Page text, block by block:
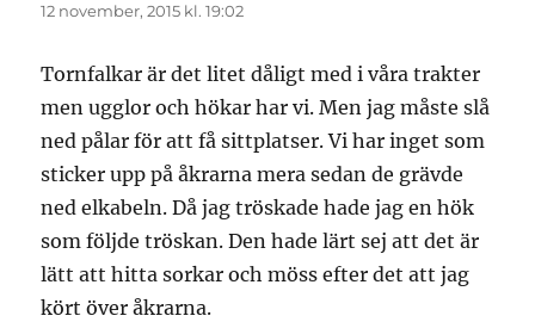
12 november, 2015 kl. 19:02
Tornfalkar är det litet dåligt med i våra trakter
men ugglor och hökar har vi. Men jag måste slå
ned pålar för att få sittplatser. Vi har inget som
sticker upp på åkrarna mera sedan de grävde
ned elkabeln. Då jag tröskade hade jag en hök
som följde tröskan. Den hade lärt sej att det är
lätt att hitta sorkar och möss efter det att jag
kört över åkrarna.